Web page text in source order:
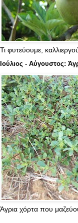
Τι φυτεύουμε,
Ιούλιος - Αύγουστος:
Άγρια χόρτα που